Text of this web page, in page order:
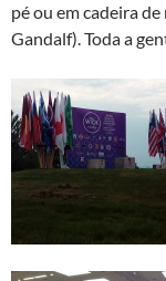
pé ou em cadeira
Gandalf). Toda a